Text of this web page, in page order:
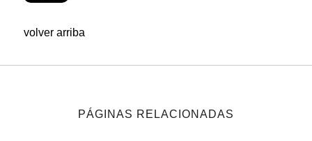
volver arriba
PÁGINAS RELACIONADAS